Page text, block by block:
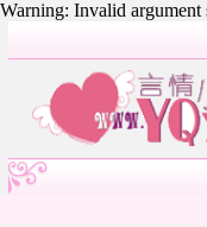
Warning: Invalid